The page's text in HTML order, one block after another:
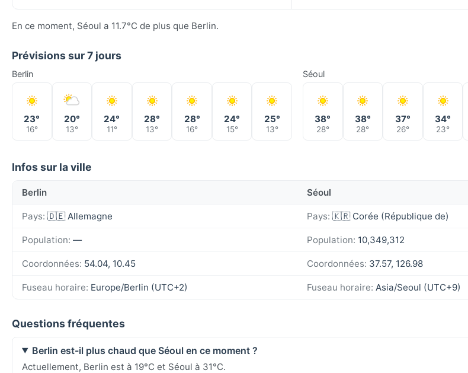
En ce moment, Séoul a 11.7°C de plus que Berlin.
Prévisions sur 7 jours
Berlin
23°
16°
20°
13°
24°
11°
28°
13°
28°
16°
24°
15°
25°
13°
Séoul
38°
28°
38°
28°
37°
26°
34°
23°
Infos sur la ville
Berlin Séoul
Pays: 🇩🇪 Allemagne Pays: 🇰🇷 Corée (République de)
Population: — Population: 10,349,312
Coordonnées: 54.04, 10.45 Coordonnées: 37.57, 126.98
Fuseau horaire: Europe/Berlin (UTC+2) Fuseau horaire: Asia/Seoul (UTC+9)
Questions fréquentes
Berlin est-il plus chaud que Séoul en ce moment ?
Actuellement, Berlin est à 19°C et Séoul à 31°C.